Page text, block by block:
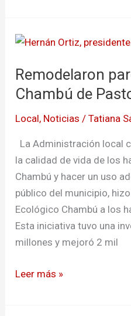
Remodelaron
Chambú de
Local, Noticias /Tatiana
La Administración local
la calidad de vida de los
Chambú y hacer un uso
público del municipio,
Ecológico Chambú a los
Esta iniciativa tuvo una
millones y mejoró 2 mil
Remodelaron
en
el
Chambú
de
Pasto
Leer más »